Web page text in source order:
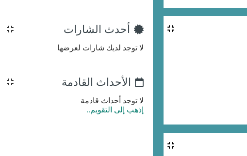
أحدث الشارات
لا توجد لديك شارات لعرضها
الأحداث القادمة
لا توجد أحداث قادمة
إذهب إلى التقويم..